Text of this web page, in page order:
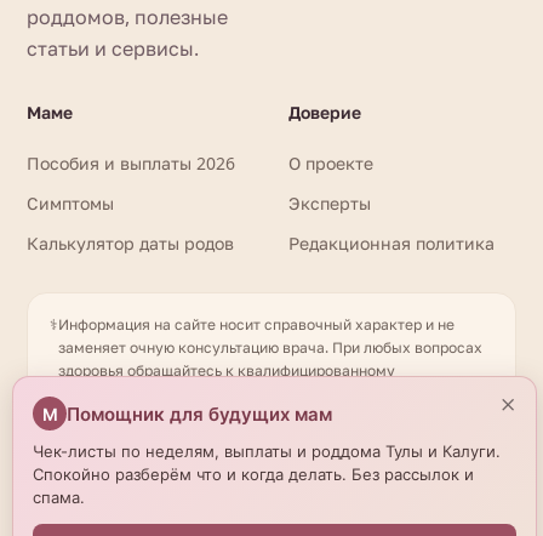
роддомов, полезные
статьи и сервисы.
Маме
Пособия и выплаты 2026
Симптомы
Калькулятор даты родов
Доверие
О проекте
Эксперты
Редакционная политика
⚕️Информация на сайте носит справочный характер и не
заменяет очную консультацию врача. При любых вопросах
здоровья обращайтесь к квалифицированному
консультация специалиста. Данные о роддомах получены
информации — уточняйте по телефону. © 2026
beremennostirody.ru
М Помощник для будущих мам
Чек-листы по неделям, выплаты и роддома Тулы и Калуги.
Спокойно разберём что и когда делать. Без рассылок и
спама.
×